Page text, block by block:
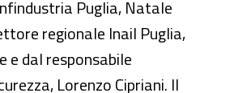
Puglia, Natale
regionale Inail Puglia,
e dal responsabile
Lorenzo Cipriani. Il